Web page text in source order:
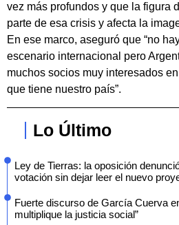
vez más profundos y que la figura
parte de esa crisis y afecta la
En ese marco, aseguró que “no
escenario internacional pero
muchos socios muy interesados
que tiene nuestro país”.
Lo Último
Ley de Tierras: la oposición
votación sin dejar leer el nuevo
Fuerte discurso de García Cuerva
multiplique la justicia social”